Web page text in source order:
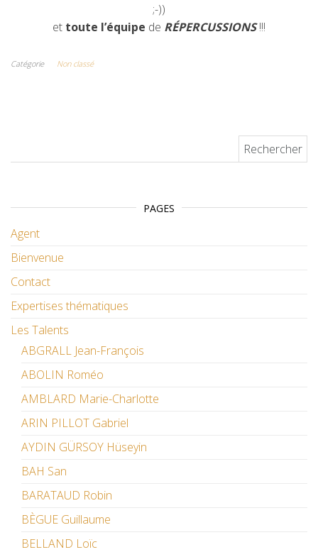
;-))
et toute l’équipe de RÉPERCUSSIONS!!!
Catégorie Non classé
PAGES
Agent
Bienvenue
Contact
Expertises thématiques
Les Talents
ABGRALL Jean-François
ABOLIN Roméo
AMBLARD Marie-Charlotte
ARIN PILLOT Gabriel
AYDIN GÜRSOY Hüseyin
BAH San
BARATAUD Robin
BÈGUE Guillaume
BELLAND Loïc